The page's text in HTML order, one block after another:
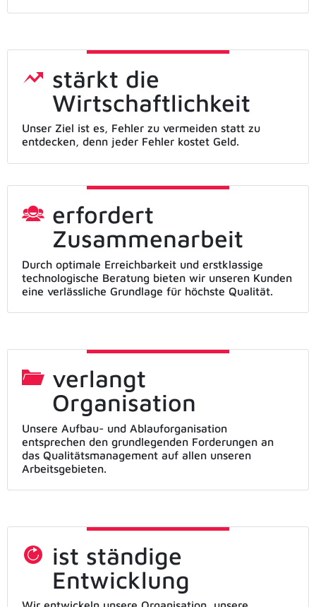
stärkt die
Wirtschaftlichkeit
Unser Ziel ist es, Fehler zu vermeiden statt zu
entdecken, denn jeder Fehler kostet Geld.
erfordert
Zusammenarbeit
Durch optimale Erreichbarkeit und erstklassige
technologische Beratung bieten wir unseren Kunden
eine verlässliche Grundlage für höchste Qualität.
verlangt
Organisation
Unsere Aufbau- und Ablauforganisation
entsprechen den grundlegenden Forderungen an
das Qualitätsmanagement auf allen unseren
Arbeitsgebieten.
ist ständige
Entwicklung